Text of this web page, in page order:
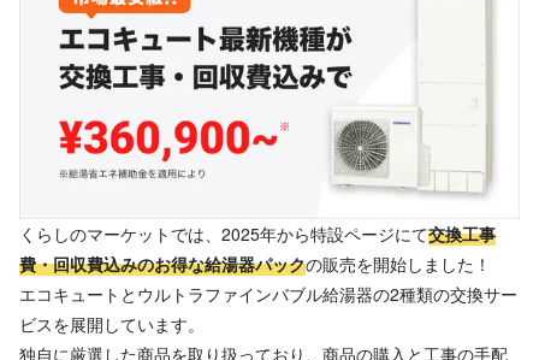
くらしのマーケットでは、2025年から特設ページにて交換工事
費・回収費込みのお得な給湯器パックの販売を開始しました！
エコキュートとウルトラファインバブル給湯器の2種類の交換サー
ビスを展開しています。
独自に厳選した商品を取り扱っており、商品の購入と工事の手配